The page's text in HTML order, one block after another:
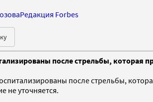
Редакция Forbes
после стрельбы,
после стрельбы,
не уточняется.